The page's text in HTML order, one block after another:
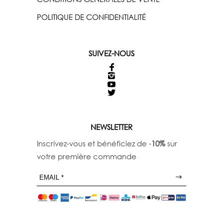
POLITIQUE DE CONFIDENTIALITÉ
SUIVEZ-NOUS
NEWSLETTER
Inscrivez-vous et bénéficiez de -10% sur
votre première commande